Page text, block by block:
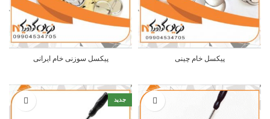
پیکسل خام چینی پیکسل سوزنی خام ایرانی
جدید